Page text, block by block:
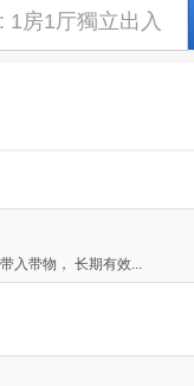
入带物， 长期有效...